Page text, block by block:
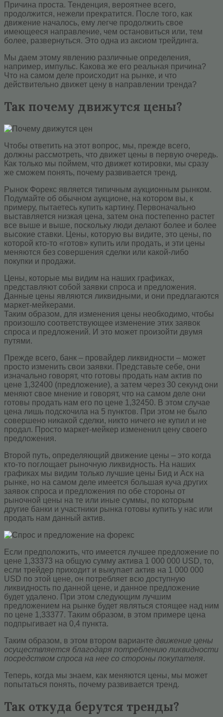
Причина проста. Тенденция, вероятнее всего,
продолжится, нежели прекратится. После того, как
движение началось, ему легче продолжить свое
имеющееся направление, чем остановиться или, тем
более, развернуться. Это одна из аксиом трейдинга.
Мы даем этому явлению различные определения,
например, импульс. Какова же его реальная причина?
Что на самом деле происходит на рынке, и что
действительно движет цену в направлении тренда?
Так почему движутся цены?
Чтобы ответить на этот вопрос, мы, прежде всего,
должны рассмотреть, что движет цены в первую очередь.
Как только мы поймем, что движет котировки, мы сразу
же сможем понять, почему развивается тренд.
Рынок Форекс является типичным аукционным рынком.
Подумайте об обычном аукционе, на котором вы, к
примеру, пытаетесь купить картину. Первоначально
выставляется низкая цена, затем она постепенно растет
все выше и выше, поскольку люди делают более и более
высокие ставки. Цены, которую вы видите, это цены, по
которой кто-то «готов» купить или продать, и эти цены
меняются без совершения сделки или какой-либо
покупки и продажи.
Цены, которые мы видим на наших графиках,
представляют собой заявки спроса и предложения.
Данные цены являются ликвидными, и они предлагаются
маркет-мейкерами.
Таким образом, для изменения цены необходимо, чтобы
произошло соответствующее изменение этих заявок
спроса и предложений. И это может произойти двумя
путями.
Прежде всего, банк – провайдер ликвидности – может
просто изменить свои заявки. Представьте себе, они
изначально говорят, что готовы продать нам актив по
цене 1,32400 (предложение), а затем через 30 секунд они
меняют свое мнение и говорят, что на самом деле они
готовы продать нам его по цене 1,32450. В этом случае
цена лишь подскочила на 5 пунктов. При этом не было
совершено никакой сделки, никто ничего не купил и не
продал. Просто маркет-мейкер измененил цену своего
предложения.
Второй путь, определяющий движение цены – это когда
кто-то поглощает рыночную ликвидность. На наших
графиках мы видим только лучшие цены Бид и Аск на
рынке, но на самом деле имеется большая куча других
заявок спроса и предложения по обе стороны от
рыночной цены на те или иные суммы, по которым
другие банки и участники рынка готовы купить у нас или
продать нам данный актив.
Если предположить, что имеется лучшее предложение по
цене 1,33373 на общую сумму актива 1 000 000 USD, то,
если трейдер приходит и выкупает актив на 1 000 000
USD по этой цене, он потребляет всю доступную
ликвидность по данной цене, и данное предложение
будет удалено. При этом следующим лучшим
предложением на рынке будет являться стоящее над ним
по цене 1,33377. Таким образом, в этом примере цена
подпрыгивает на 0,4 пункта.
Таким образом, в этом втором варианте движение цены
осуществляется благодаря потреблению ликвидности
посредством спроса на нее со стороны покупателя.
Теперь, когда мы знаем, как меняются цены, мы может
попытаться понять, почему развивается тренд.
Так откуда берутся тренды?